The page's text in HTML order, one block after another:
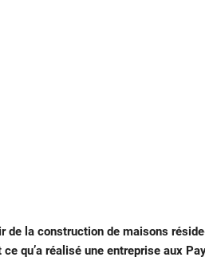
de la construction de maisons
ce qu’a réalisé une entreprise aux